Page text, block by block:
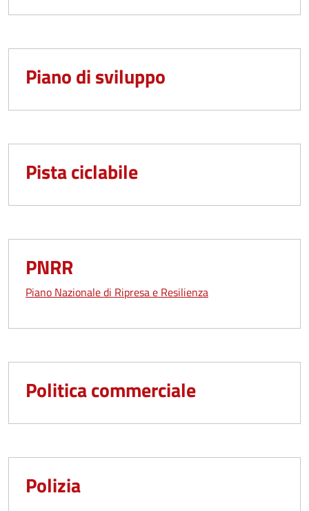
Piano di sviluppo
Pista ciclabile
PNRR
Piano Nazionale di Ripresa e Resilienza
Politica commerciale
Polizia